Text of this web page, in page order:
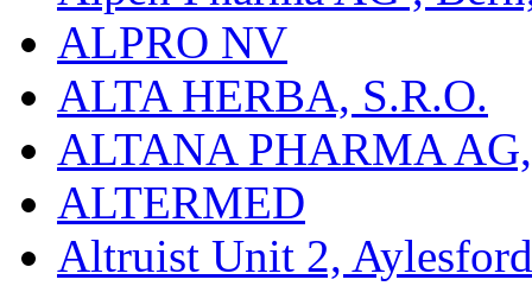
ALPRO NV
ALTA HERBA, S.R.O.
ALTANA PHARMA
ALTERMED
Altruist Unit 2, Aylesford